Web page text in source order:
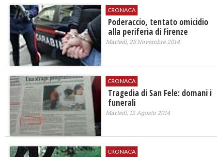
CRONACA
Poderaccio, tentato omicidio
alla periferia di Firenze
Martedì, 25 Novembre 2014
CRONACA
Tragedia di San Fele: domani i
funerali
Martedì, 12 Agosto 2014
CRONACA